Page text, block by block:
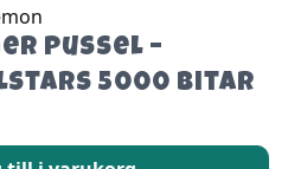
Pussel –
5000 bitar